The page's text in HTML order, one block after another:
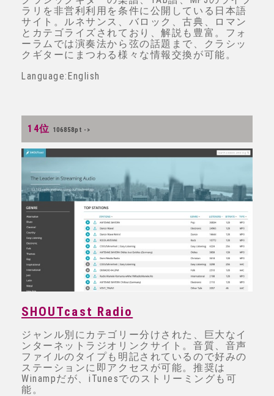
ラリを非営利利用を条件に公開している日本語
サイト。ルネサンス、バロック、古典、ロマン
とカテゴライズされており、解説も豊富。フォ
ーラムでは演奏法から弦の話題まで、クラシッ
クギターにまつわる様々な情報交換が可能。
Language:English
14位 106858pt ->
SHOUTcast Radio
ジャンル別にカテゴリー分けされた、巨大なイ
ンターネットラジオリンクサイト。音質、音声
ファイルのタイプも明記されているので好みの
ステーションに即アクセスが可能。推奨は
Winampだが、iTunesでのストリーミングも可
能。